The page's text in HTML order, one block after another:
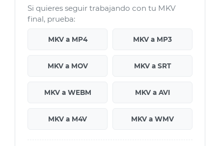
Si quieres seguir trabajando con tu MKV
final, prueba:
MKV a MP4 MKV a MP3
MKV a MOV MKV a SRT
MKV a WEBM MKV a AVI
MKV a M4V MKV a WMV